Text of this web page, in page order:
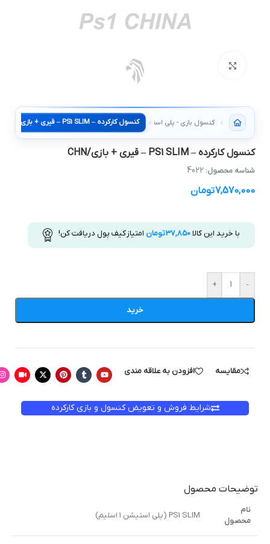
کنسول بازی - پلی استیشن PS1.PS2.PS3کنسول کارکرده – PS1 SLIM – قيري + بازي/CHN
کنسول کارکرده – PS1 SLIM – قيري + بازي/CHN
شناسه محصول: 4022
7,570,000تومان
با خرید این کالا37,850تومان امتیاز کیف پول دریافت کن!
-
+
خرید
مقایسه افزودن به علاقه مندی
شرایط فروش و تعویض کنسول و بازی کارکرده
توضیحات محصول
نام
محصول
PS1 SLIM (پلی استیشن 1 اسلیم)